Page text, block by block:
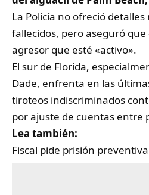
La Policía no ofreció
fallecidos, pero aseguró
agresor que esté «activo».
El sur de Florida,
Dade, enfrenta en las
tiroteos indiscriminados
por ajuste de cuentas entre
Lea también:
Fiscal pide prisión